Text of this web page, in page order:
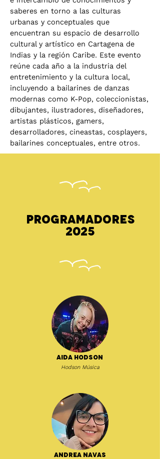
saberes en torno a las culturas
urbanas y conceptuales que
encuentran su espacio de desarrollo
cultural y artístico en Cartagena de
Indias y la región Caribe. Este evento
reúne cada año a la industria del
entretenimiento y la cultura local,
incluyendo a bailarines de danzas
modernas como K-Pop, coleccionistas,
dibujantes, ilustradores, diseñadores,
artistas plásticos, gamers,
desarrolladores, cineastas, cosplayers,
bailarines conceptuales, entre otros.
Programadores
2025
Aida Hodson
Hodson Música
Andrea Navas